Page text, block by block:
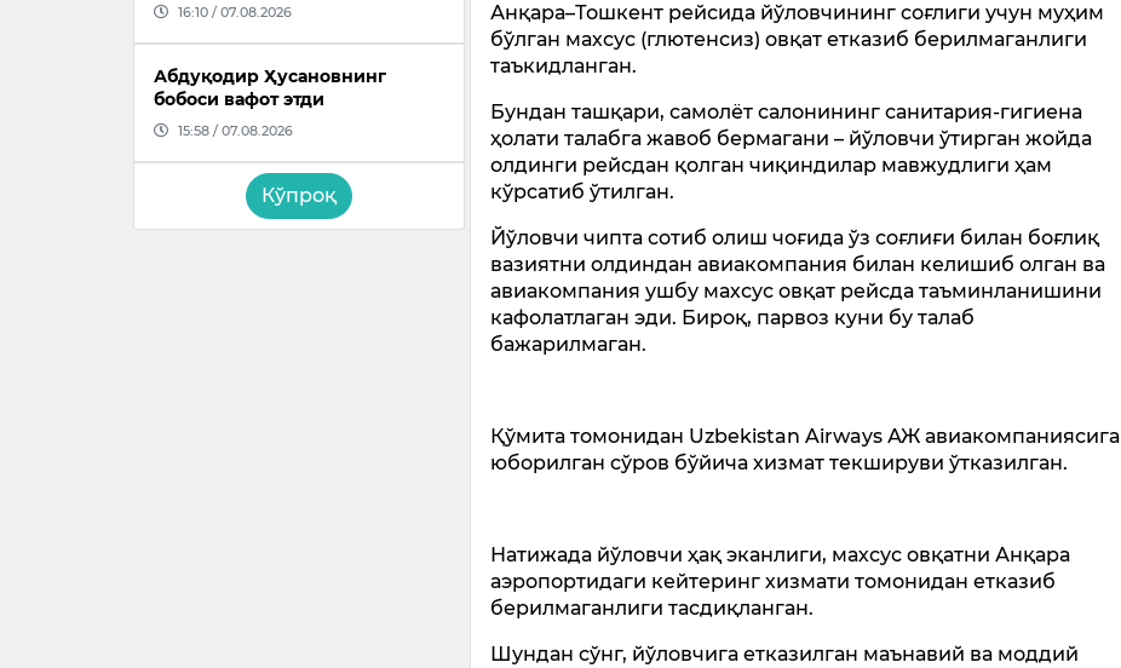
16:10 / 07.08.2026
Абдуқодир Ҳусановнинг
бобоси вафот этди
15:58 / 07.08.2026
Кўпроқ
Анқара–Тошкент рейсида йўловчининг соғлиги учун муҳим
бўлган махсус (глютенсиз) овқат етказиб берилмаганлиги
таъкидланган.
Бундан ташқари, самолёт салонининг санитария-гигиена
ҳолати талабга жавоб бермагани – йўловчи ўтирган жойда
олдинги рейсдан қолган чиқиндилар мавжудлиги ҳам
кўрсатиб ўтилган.
Йўловчи чипта сотиб олиш чоғида ўз соғлиғи билан боғлиқ
вазиятни олдиндан авиакомпания билан келишиб олган ва
авиакомпания ушбу махсус овқат рейсда таъминланишини
кафолатлаган эди. Бироқ, парвоз куни бу талаб
бажарилмаган.
Қўмита томонидан Uzbekistan Airways АЖ авиакомпаниясига
юборилган сўров бўйича хизмат текшируви ўтказилган.
Натижада йўловчи ҳақ эканлиги, махсус овқатни Анқара
аэропортидаги кейтеринг хизмати томонидан етказиб
берилмаганлиги тасдиқланган.
Шундан сўнг, йўловчига етказилган маънавий ва моддий